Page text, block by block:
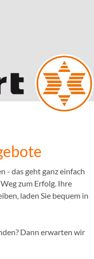
- das geht ganz einfach
zum Erfolg. Ihre
laden Sie bequem in
Dann erwarten wir